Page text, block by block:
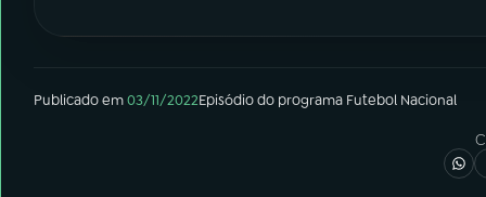
Publicado em03/11/2022Episódiodo programa Futebol Nacional